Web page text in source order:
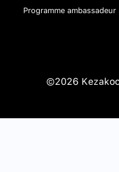
Programme ambassadeur
©2026